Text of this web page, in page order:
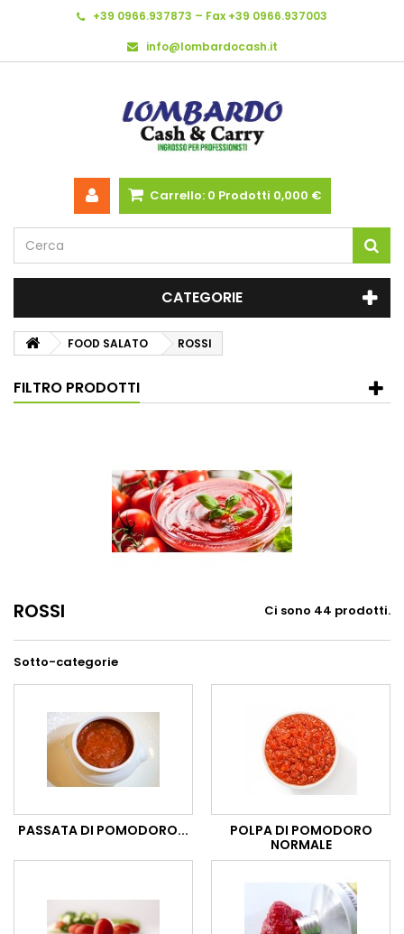
+39 0966.937873 – Fax +39 0966.937003
info@lombardocash.it
Carrello: 0 Prodotti 0,000 €
CATEGORIE
FOOD SALATO ROSSI
FILTRO PRODOTTI
ROSSI Ci sono 44 prodotti.
Sotto-categorie
PASSATA DI POMODORO...
POLPA DI POMODORO
NORMALE